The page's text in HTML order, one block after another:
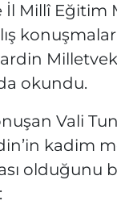
İl Millî Eğitim
da okundu.
Vali
kadim
olduğunu